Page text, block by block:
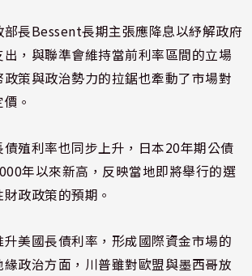
部長Bessent長期主張應降息以紓解政府
出，與聯準會維持當前利率區間的立場
策與政治勢力的拉鋸也牽動了市場對
。
殖利率也同步上升，日本20年期公債
年以來新高，反映當地即將舉行的選
政政策的預期。
美國長債利率，形成國際資金市場的
政治方面，川普雖對歐盟與墨西哥放